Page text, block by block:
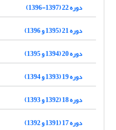
دوره 22 (1397-1396)
دوره 21 (1395 و 1396)
دوره 20 (1394 و 1395)
دوره 19 (1393 و 1394)
دوره 18 (1392 و 1393)
دوره 17 (1391 و 1392)